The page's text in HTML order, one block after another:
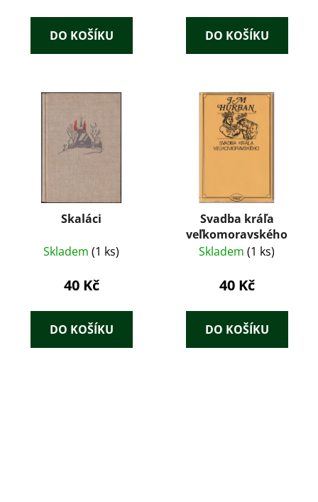
DO KOŠÍKU DO KOŠÍKU
Skaláci
Skladem (1 ks)
40 Kč
DO KOŠÍKU
Svadba kráľa
veľkomoravského
Skladem (1 ks)
40 Kč
DO KOŠÍKU